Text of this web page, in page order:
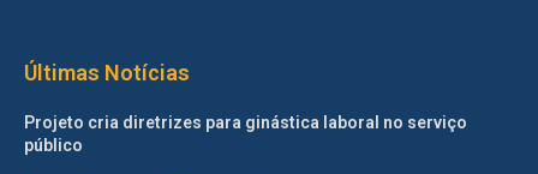
Últimas Notícias
Projeto cria diretrizes para ginástica laboral no serviço
público